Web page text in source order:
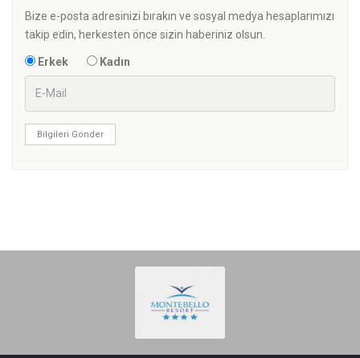
Bize e-posta adresinizi bırakın ve sosyal medya hesaplarımızı
takip edin, herkesten önce sizin haberiniz olsun.
Erkek Kadın
Bilgileri Gönder